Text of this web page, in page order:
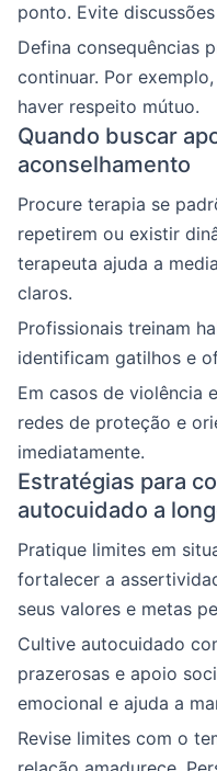
ponto. Evite
Defina consequências
continuar. Por
haver respeito mútuo.
Quando buscar
aconselhamento
Procure terapia se
repetirem ou existir
terapeuta ajuda a
claros.
Profissionais treinam
identificam gatilhos e
Em casos de violência
redes de proteção e
imediatamente.
Estratégias para
autocuidado a
Pratique limites em
fortalecer a
seus valores e metas
Cultive autocuidado
prazerosas e apoio
emocional e ajuda a
Revise limites com o